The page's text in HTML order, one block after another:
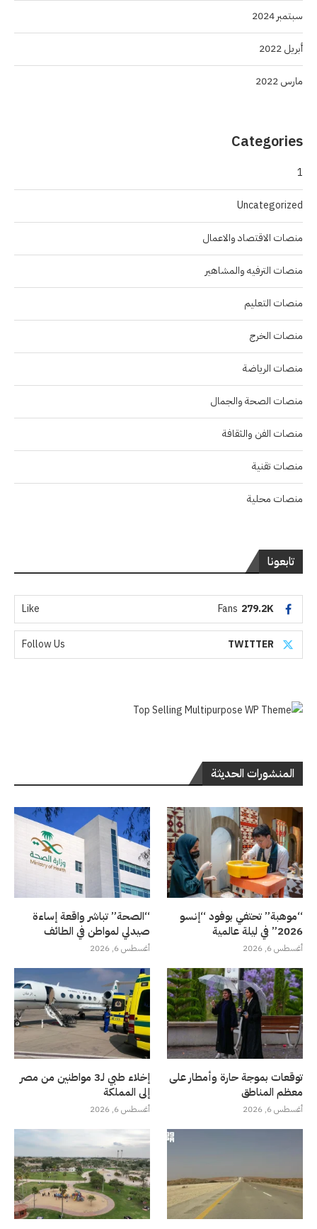
سبتمبر 2024
أبريل 2022
مارس 2022
Categories
1
Uncategorized
منصات الاقتصاد والاعمال
منصات الترفيه والمشاهير
منصات التعليم
منصات الخرج
منصات الرياضة
منصات الصحة والجمال
منصات الفن والثقافة
منصات تقنية
منصات محلية
تابعونا
279.2K
Fans
Like
TWITTER
Follow Us
المنشورات الحديثة
“موهبة” تحتفي بوفود “إنسو
2026” في ليلة عالمية
أغسطس 6, 2026
“الصحة” تباشر واقعة إساءة
صيدلي لمواطن في الطائف
أغسطس 6, 2026
توقعات بموجة حارة وأمطار على
معظم المناطق
أغسطس 6, 2026
إخلاء طبي لـ3 مواطنين من مصر
إلى المملكة
أغسطس 6, 2026